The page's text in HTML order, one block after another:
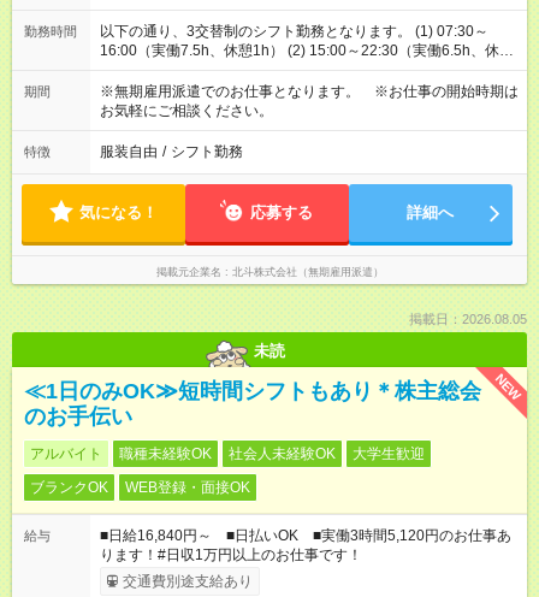
勤務時間
以下の通り、3交替制のシフト勤務となります。 (1) 07:30～
16:00（実働7.5h、休憩1h） (2) 15:00～22:30（実働6.5h、休憩
1h） (3) 22:00～翌08:00（実働9h、休憩1h） ※基本的には
（1）～（3）を1週間ごとに交代で勤務します。 ※（2）の週は
実働が短く、体への負担も少なめ！ 月の平均実働は、一般的
なフルタイムより10％ほど少ないため、プライベートにも余裕
が！
期間
※無期雇用派遣でのお仕事となります。 ※お仕事の開始時期は
お気軽にご相談ください。
特徴 服装自由 / シフト勤務
気になる！ 応募する 詳細へ
掲載元企業名 北斗株式会社（無期雇用派遣）
掲載日：2026.08.05
未読
NEW
≪1日のみOK≫短時間シフトもあり＊株主総会
のお手伝い
アルバイト 職種未経験OK 社会人未経験OK
大学生歓迎
ブランクOK
WEB登録・面接OK
給与
■日給16,840円～ ■日払いOK ■実働3時間5,120円のお仕事あ
ります！#日収1万円以上のお仕事です！
交通費別途支給あり